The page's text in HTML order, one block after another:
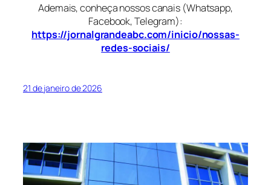
Ademais, conheça nossos canais (Whatsapp,
Facebook, Telegram):
https://jornalgrandeabc.com/inicio/nossas-
redes-sociais/
21 de janeiro de 2026